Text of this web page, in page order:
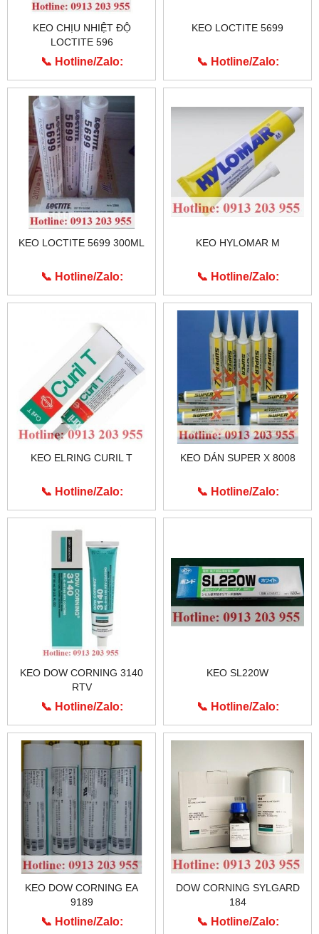
KEO CHỊU NHIỆT ĐỘ
LOCTITE 596
📞 Hotline/Zalo:
KEO LOCTITE 5699
📞 Hotline/Zalo:
KEO LOCTITE 5699 300ML
📞 Hotline/Zalo:
KEO HYLOMAR M
📞 Hotline/Zalo:
KEO ELRING CURIL T
📞 Hotline/Zalo:
KEO DÁN SUPER X 8008
📞 Hotline/Zalo:
KEO DOW CORNING 3140
RTV
📞 Hotline/Zalo:
KEO SL220W
📞 Hotline/Zalo:
KEO DOW CORNING EA
9189
📞 Hotline/Zalo:
DOW CORNING SYLGARD
184
📞 Hotline/Zalo: